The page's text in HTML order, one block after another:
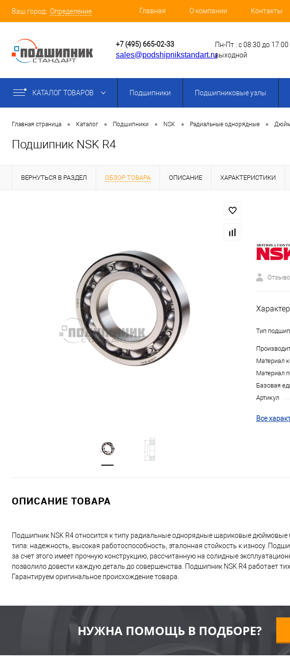
Ваш город: Определение Главная О компании Контакты
+7 (495) 665-02-33
sales@podshipnikstandart.ru
Пн-Пт : с 08:30 до 17:00
выходной
КАТАЛОГ ТОВАРОВ Подшипники Подшипниковые узлы
Главная страница • Каталог • Подшипники • NSK • Радиальные однорядные •
Подшипник NSK R4
ВЕРНУТЬСЯ В РАЗДЕЛ ОБЗОР ТОВАРА ОПИСАНИЕ ХАРАКТЕРИСТИКИ
Тип
Материал
Материал
Базовая
Артикул
Все
ОПИСАНИЕ ТОВАРА
Подшипник NSK R4 относится к типу радиальные однорядные шариковые дюймовые
типа: надежность, высокая работоспособность, эталонная стойкость к износу.
за счет этого имеет прочную конструкцию, рассчитанную на солидные
позволило довести каждую деталь до совершенства. Подшипник NSK R4 работает
Гарантируем оригинальное происхождение товара.
НУЖНА ПОМОЩЬ В ПОДБОРЕ?